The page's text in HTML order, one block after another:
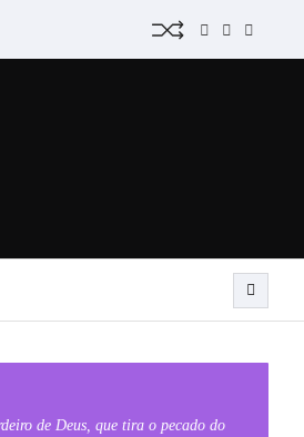
Facebook
YouTube
de Deus, que tira o pecado do